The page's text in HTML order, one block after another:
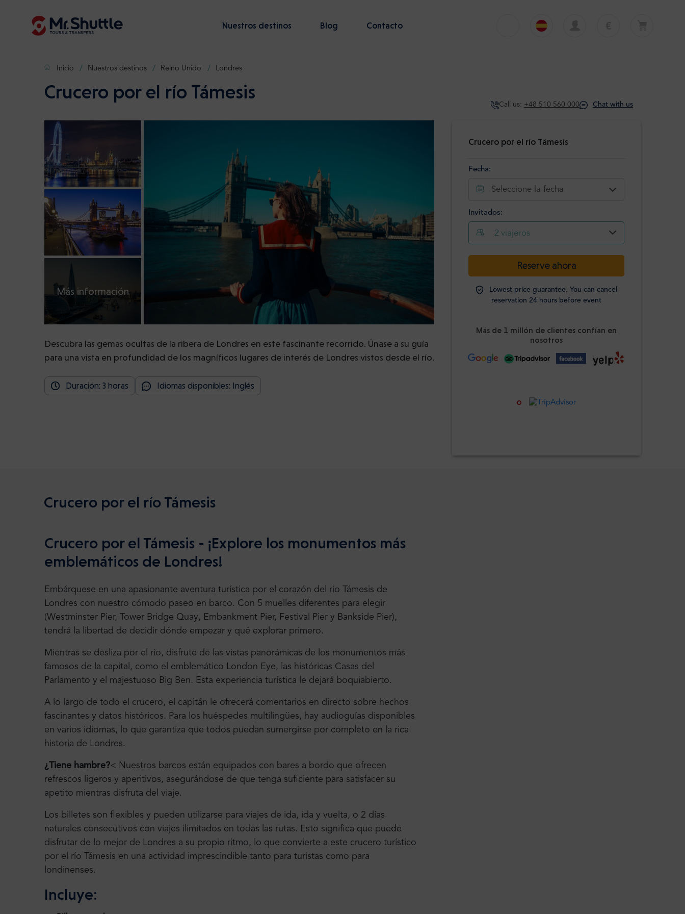
Nuestros destinos Blog Contacto
Deutsch
Español
Inicio Nuestros destinos Reino Unido Londres
Crucero por el río Támesis
Call us: +48 510 560 000 Chat with us
Más información
Descubra las gemas ocultas de la ribera de Londres en este fascinante recorrido. Únase a su guía
para una vista en profundidad de los magníficos lugares de interés de Londres vistos desde el río.
Duración: 3 horas Idiomas disponibles: Inglés
Crucero por el río Támesis
Fecha:
Seleccione la fecha
Invitados:
2 viajeros
-
Estudiantes
-
0-12 años
-
Reserve ahora
Lowest price guarantee. You can cancel
reservation 24 hours before event
Más de 1 millón de clientes confían en
nosotros
Crucero por el río Támesis
Crucero por el Támesis - ¡Explore los monumentos más
emblemáticos de Londres!
Embárquese en una apasionante aventura turística por el corazón del río Támesis de
Londres con nuestro cómodo paseo en barco. Con 5 muelles diferentes para elegir
(Westminster Pier, Tower Bridge Quay, Embankment Pier, Festival Pier y Bankside Pier),
tendrá la libertad de decidir dónde empezar y qué explorar primero.
Mientras se desliza por el río, disfrute de las vistas panorámicas de los monumentos más
famosos de la capital, como el emblemático London Eye, las históricas Casas del
Parlamento y el majestuoso Big Ben. Esta experiencia turística le dejará boquiabierto.
A lo largo de todo el crucero, el capitán le ofrecerá comentarios en directo sobre hechos
fascinantes y datos históricos. Para los huéspedes multilingües, hay audioguías disponibles
en varios idiomas, lo que garantiza que todos puedan sumergirse por completo en la rica
historia de Londres.
¿Tiene hambre?< Nuestros barcos están equipados con bares a bordo que ofrecen
refrescos ligeros y aperitivos, asegurándose de que tenga suficiente para satisfacer su
apetito mientras disfruta del viaje.
Los billetes son flexibles y pueden utilizarse para viajes de ida, ida y vuelta, o 2 días
naturales consecutivos con viajes ilimitados en todas las rutas. Esto significa que puede
disfrutar de lo mejor de Londres a su propio ritmo, lo que convierte a este crucero turístico
por el río Támesis en una actividad imprescindible tanto para turistas como para
londinenses.
Incluye: